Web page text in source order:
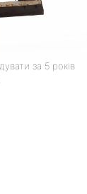
за 5 років